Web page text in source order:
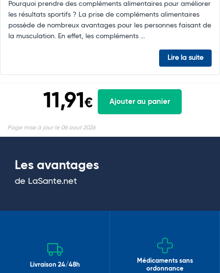
Pourquoi prendre des compléments alimentaires pour améliorer
les résultats sportifs ? La prise de compléments alimentaires
possède de nombreux avantages pour les personnes faisant de
la musculation. En effet, les compléments ...
Lire la suite
11,91€ Ajouter au panier
Page mise à jour le 06 aout 2026
Les avantages
de LaSante.net
Livraison 24/48h
Médicaments sans
ordonnance